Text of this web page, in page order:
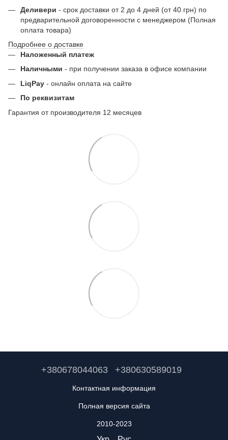
Деливери - срок доставки от 2 до 4 дней (от 40 грн) по
предварительной договоренности с менеджером (Полная
оплата товара)
Подробнее о доставке
Наложенный платеж
Наличными - при получении заказа в офисе компании
LiqPay - онлайн оплата на сайте
По реквизитам
Гарантия от производителя 12 месяцев
+380678044063 +380630589019
Контактная информация
Полная версия сайта
2010-2023